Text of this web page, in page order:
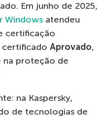
Em junho de 2025,
Windows atendeu
certificação
Aprovado,
na proteção de
na Kaspersky,
de tecnologias de